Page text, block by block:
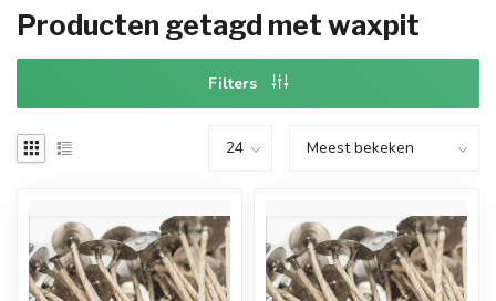
Producten getagd met waxpit
Filters